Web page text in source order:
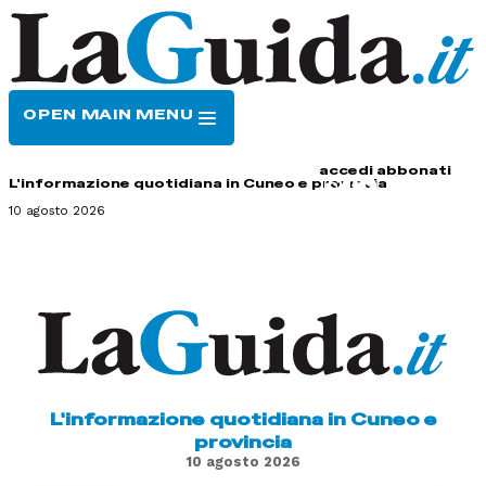
OPEN MAIN MENU
accedi abbonati
L'informazione quotidiana in Cuneo e provincia
10 agosto 2026
L'informazione quotidiana in Cuneo e
provincia
10 agosto 2026